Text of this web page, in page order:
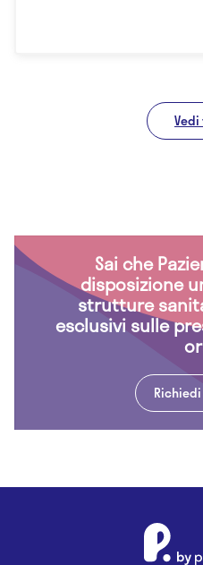
Sai che
disposizione
strutture
esclusivi sulle